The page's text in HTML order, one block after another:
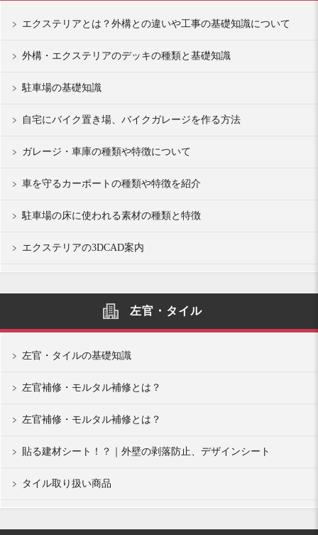
エクステリアとは？外構との違いや工事の基礎知識について
外構・エクステリアのデッキの種類と基礎知識
駐車場の基礎知識
自宅にバイク置き場、バイクガレージを作る方法
ガレージ・車庫の種類や特徴について
車を守るカーポートの種類や特徴を紹介
駐車場の床に使われる素材の種類と特徴
エクステリアの3DCAD案内
左官・タイル
左官・タイルの基礎知識
左官補修・モルタル補修とは？
左官補修・モルタル補修とは？
貼る建材シート！？｜外壁の剥落防止、デザインシート
タイル取り扱い商品